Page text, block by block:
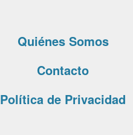
Quiénes Somos
Contacto
Política de Privacidad